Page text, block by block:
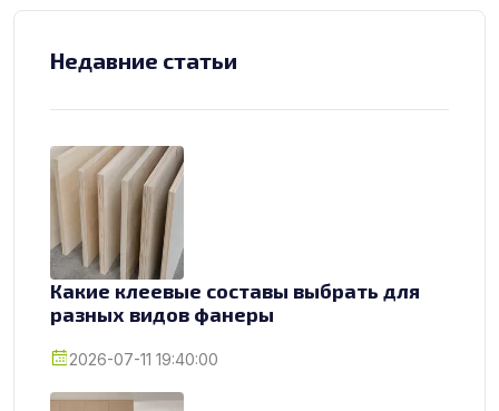
Недавние статьи
Какие клеевые составы выбрать для
разных видов фанеры
2026-07-11 19:40:00